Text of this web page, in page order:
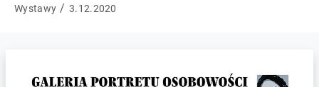
Wystawy /3.12.2020